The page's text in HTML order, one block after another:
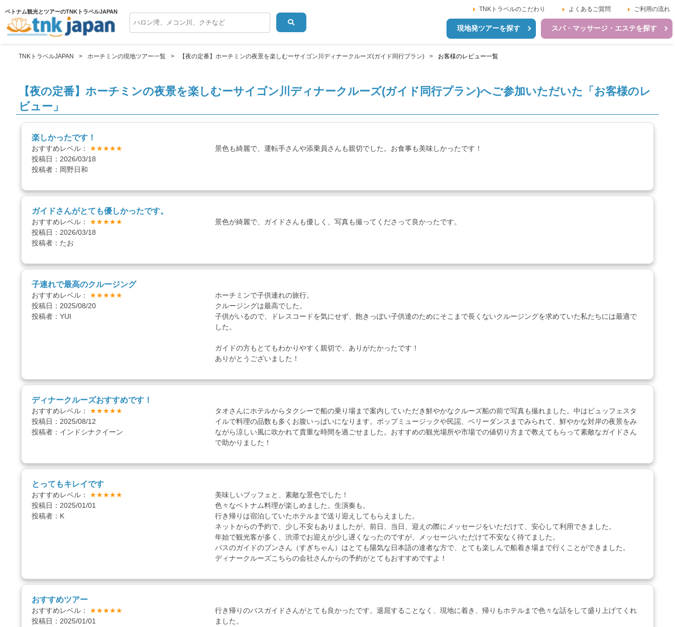
ベトナム観光とツアーのTNKトラベルJAPAN TNKトラベルのこだわり よくあるご質問 ご利用の流れ
現地発ツアーを探す スパ・マッサージ・エステを探す
TNKトラベルJAPAN ホーチミンの現地ツアー一覧 【夜の定番】ホーチミンの夜景を楽しむーサイゴン川ディナークルーズ(ガイド同行プラン) お客様のレビュー一覧
【夜の定番】ホーチミンの夜景を楽しむーサイゴン川ディナークルーズ(ガイド同行プラン)へご参加いただいた「お客様のレ
ビュー」
楽しかったです！
おすすめレベル：
★★★★★
投稿日：2026/03/18
投稿者：岡野日和
景色も綺麗で、運転手さんや添乗員さんも親切でした。お食事も美味しかったです！
ガイドさんがとても優しかったです。
おすすめレベル：
★★★★★
投稿日：2026/03/18
投稿者：たお
景色が綺麗で、ガイドさんも優しく、写真も撮ってくださって良かったです。
子連れで最高のクルージング
おすすめレベル：
★★★★★
投稿日：2025/08/20
投稿者：YUI
ホーチミンで子供連れの旅行。
クルージングは最高でした。
子供がいるので、ドレスコードを気にせず、飽きっぽい子供達のためにそこまで長くないクルージングを求めていた私たちには最適で
した。
ガイドの方もとてもわかりやすく親切で、ありがたかったです！
ありがとうございました！
ディナークルーズおすすめです！
おすすめレベル：
★★★★★
投稿日：2025/08/12
投稿者：インドシナクイーン
タオさんにホテルからタクシーで船の乗り場まで案内していただき鮮やかなクルーズ船の前で写真も撮れました。中はビュッフェスタ
イルで料理の品数も多くお腹いっぱいになります。ポップミュージックや民謡、ベリーダンスまでみられて、鮮やかな対岸の夜景をみ
ながら涼しい風に吹かれて貴重な時間を過ごせました。おすすめの観光場所や市場での値切り方まで教えてもらって素敵なガイドさん
で助かりました！
とってもキレイです
おすすめレベル：
★★★★★
投稿日：2025/01/01
投稿者：K
美味しいブッフェと、素敵な景色でした！
色々なベトナム料理が楽しめました。生演奏も。
行き帰りは宿泊していたホテルまで送り迎えしてもらえました。
ネットからの予約で、少し不安もありましたが、前日、当日、迎えの際にメッセージをいただけて、安心して利用できました。
年始で観光客が多く、渋滞でお迎えが少し遅くなったのですが、メッセージいただけて不安なく待てました。
バスのガイドのブンさん（すぎちゃん）はとても陽気な日本語の達者な方で、とても楽しんで船着き場まで行くことができました。
ディナークルーズこちらの会社さんからの予約がとてもおすすめですよ！
おすすめツアー
おすすめレベル：
★★★★★
投稿日：2025/01/01
行き帰りのバスガイドさんがとても良かったです。退屈することなく、現地に着き、帰りもホテルまで色々な話をして盛り上げてくれ
ました。